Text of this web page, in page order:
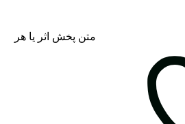
متن پخش اثر یا هر